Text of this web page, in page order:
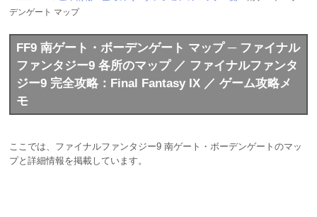
デンゲート マップ
FF9 南ゲート・ボーデンゲート マップ ─ ファイナル
ファンタジー9 各所のマップ ／ ファイナルファンタ
ジー9 完全攻略：Final Fantasy IX ／ ゲーム攻略メ
モ
ここでは、ファイナルファンタジー9 南ゲート・ボーデンゲートのマッ
プと詳細情報を掲載しています。